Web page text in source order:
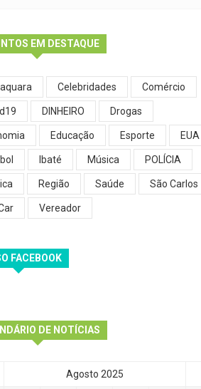
EM DESTAQUE
Celebridades Comércio
DINHEIRO Drogas
Educação Esporte EUA
Ibaté Música POLÍCIA
Região Saúde São Carlos
Vereador
FACEBOOK
DE NOTÍCIAS
Agosto 2025